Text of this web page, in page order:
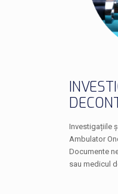
Investigațiile
Ambulator
Documente
sau medicul